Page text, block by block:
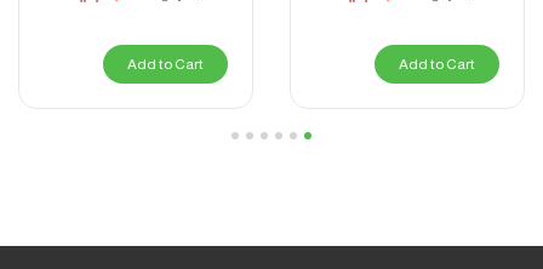
Add to Cart
Add to Cart
1
2